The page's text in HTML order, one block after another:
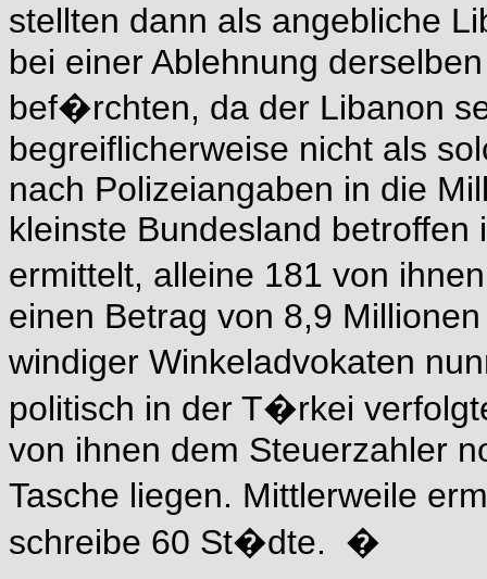
stellten dann als angebliche
bei einer Ablehnung
bef�rchten, da der Libanon
begreiflicherweise nicht als
nach Polizeiangaben in die
kleinste Bundesland
ermittelt, alleine 181 von
einen Betrag von 8,9
windiger Winkeladvokaten
politisch in der T�rkei
von ihnen dem Steuerzahler
Tasche liegen. Mittlerweile
schreibe 60 St�dte. �